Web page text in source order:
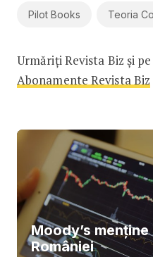
Pilot Books Teoria
Urmăriți Revista Biz și pe
Abonamente Revista Biz
Moody’s
României